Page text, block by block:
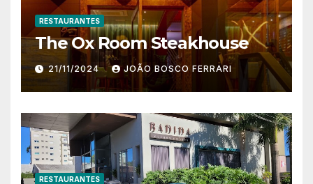
RESTAURANTES
The Ox Room Steakhouse
21/11/2024 JOÃO BOSCO FERRARI
RESTAURANTES